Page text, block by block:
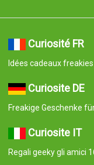
Curiosité FR
Idées cadeaux
Curiosite DE
Freakige Geschenke
Curiosite IT
Regali geeky gli amici